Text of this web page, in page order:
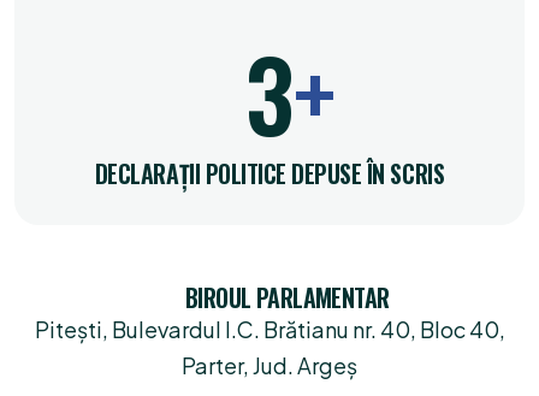
4
DECLARAȚII POLITICE DEPUSE ÎN SCRIS
BIROUL PARLAMENTAR
Pitești, Bulevardul I.C. Brătianu nr. 40, Bloc 40,
Parter, Jud. Argeș